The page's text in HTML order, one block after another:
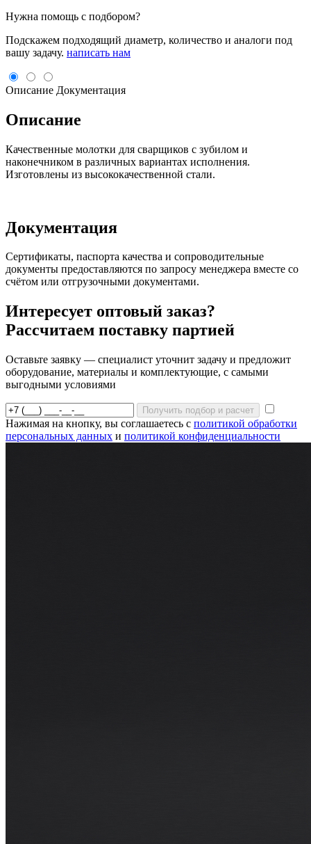
Нужна помощь с подбором?
Подскажем подходящий диаметр, количество и аналоги под
вашу задачу. написать нам
Описание Документация
Описание
Качественные молотки для сварщиков с зубилом и
наконечником в различных вариантах исполнения.
Изготовлены из высококачественной стали.
Документация
Сертификаты, паспорта качества и сопроводительные
документы предоставляются по запросу менеджера вместе со
счётом или отгрузочными документами.
Интересует оптовый заказ?
Рассчитаем поставку партией
Оставьте заявку — специалист уточнит задачу и предложит
оборудование, материалы и комплектующие, с самыми
выгодными условиями
Получить подбор и расчет
Нажимая на кнопку, вы соглашаетесь с политикой обработки
персональных данных и политикой конфиденциальности